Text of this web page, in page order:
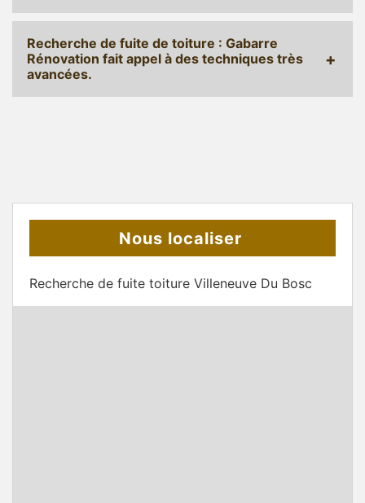
Recherche de fuite de toiture : Gabarre
Rénovation fait appel à des techniques très
avancées.
Nous localiser
Recherche de fuite toiture Villeneuve Du Bosc